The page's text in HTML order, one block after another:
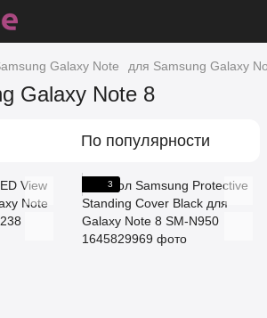
Galaxy Note для Samsung Galaxy
Galaxy Note 8
По популярности
3